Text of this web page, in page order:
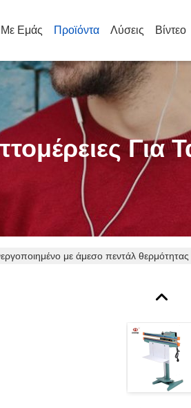
Με Εμάς Προϊόντα Λύσεις Βίντεο
Για
με άμεσο πεντάλ